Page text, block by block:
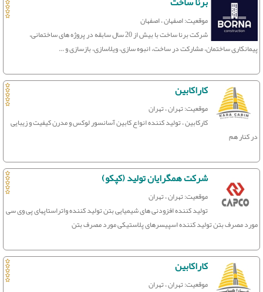
موقعیت: اصفهان ، اصفهان
شرکت برنا ساخت با بیش از 20 سال سابقه در پروژه های ساختمانی،
پیمانکاری ساختمان، مشارکت در ساخت، انبوه سازی، ویلاسازی، بازسازی و ...
کاراکابین
موقعیت: تهران ، تهران
کارکابین ، تولید کننده انواع کابین آسانسور لوکس و مدرن کیفیت و زیبایی
در کنار هم
شرکت همگرایان تولید (کپکو)
موقعیت: تهران ، تهران
تولید کننده افزودنی های شیمیایی بتن تولید کننده واتراستاپهای پی وی سی
مورد مصرف بتن تولید کننده اسپیسرهای پلاستیکی مورد مصرف بتن
کاراکابین
موقعیت: تهران ، تهران